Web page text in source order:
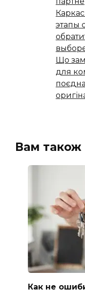
этапы
Що
для
Вам також
Как не